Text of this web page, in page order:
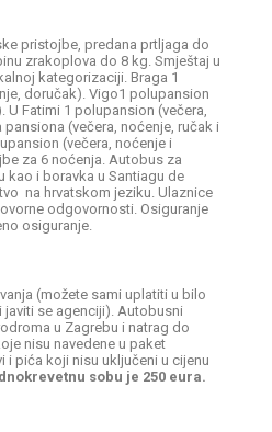
pristojbe, predana prtljaga do
zrakoplova do 8 kg. Smještaj u
kategorizaciji. Braga 1
doručak). Vigo1 polupansion
U Fatimi 1 polupansion (večera,
(večera, noćenje, ručak i
(večera, noćenje i
za 6 noćenja. Autobus za
kao i boravka u Santiagu de
na hrvatskom jeziku. Ulaznice
odgovornosti. Osiguranje
osiguranje.
(možete sami uplatiti u bilo
se agenciji). Autobusni
u Zagrebu i natrag do
nisu navedene u paket
i pića koji nisu uključeni u cijenu
sobu je 250 eura.